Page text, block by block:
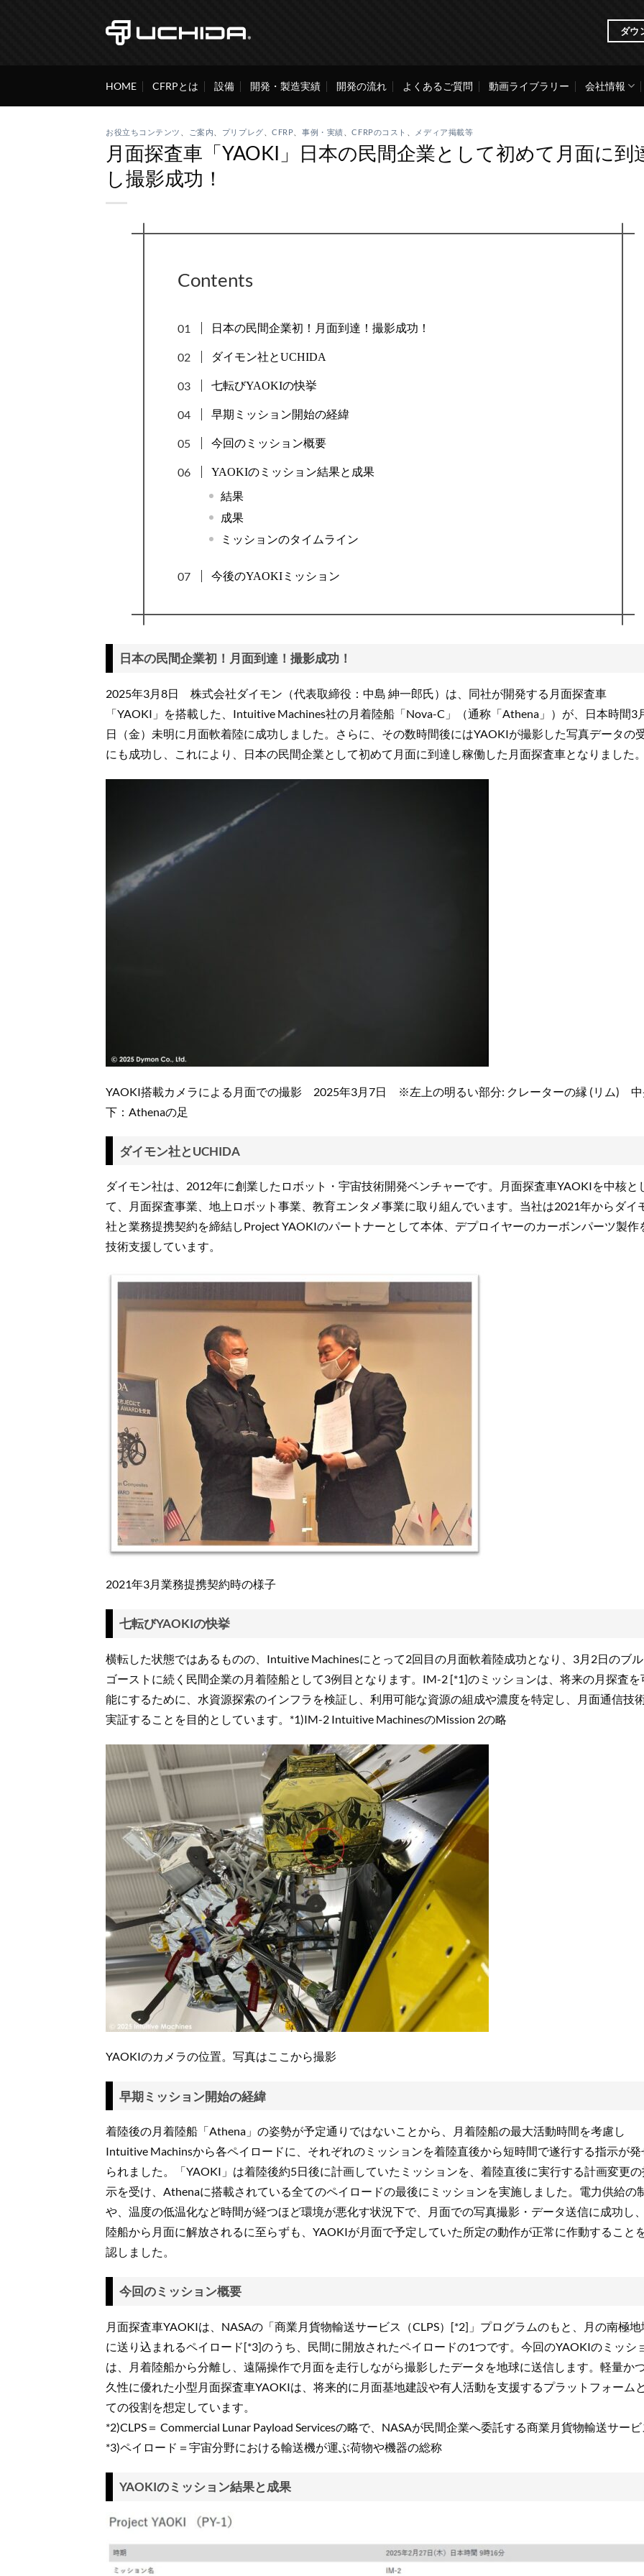
ダウ
HOME CFRPとは 設備 開発・製造実績 開発の流れ よくあるご質問 動画ライブラリー 会社情報
お役立ちコンテンツ ご案内 プリプレグ 、CFRP 、事例・実績 、CFRPのコスト メディア掲載等
月面探査車「YAOKI」日本の民間企業として初めて月面に到
し撮影成功！
Contents
日本の民間企業初！月面到達！撮影成功！
ダイモン社とUCHIDA
七転びYAOKIの快挙
早期ミッション開始の経緯
今回のミッション概要
YAOKIのミッション結果と成果
結果
成果
ミッションのタイムライン
今後のYAOKIミッション
日本の民間企業初！月面到達！撮影成功！
2025年3月8日 株式会社ダイモン（代表取締役：中島 紳一郎氏）は、同社が開発する月面探査車
「YAOKI」を搭載した、Intuitive Machines社の月着陸船「Nova-C」（通称「Athena」）が、日本時間3
日（金）未明に月面軟着陸に成功しました。さらに、その数時間後にはYAOKIが撮影した写真データの
にも成功し、これにより、日本の民間企業として初めて月面に到達し稼働した月面探査車となりました。
YAOKI搭載カメラによる月面での撮影 2025年3月7日 ※左上の明るい部分: クレーターの縁 (リム) 中
下：Athenaの足
ダイモン社とUCHIDA
ダイモン社は、2012年に創業したロボット・宇宙技術開発ベンチャーです。月面探査車YAOKIを中核と
て、月面探査事業、地上ロボット事業、教育エンタメ事業に取り組んでいます。当社は2021年からダイ
社と業務提携契約を締結しProject YAOKIのパートナーとして本体、デプロイヤーのカーボンパーツ製作
技術支援しています。
2021年3月業務提携契約時の様子
七転びYAOKIの快挙
横転した状態ではあるものの、Intuitive Machinesにとって2回目の月面軟着陸成功となり、3月2日のブ
ゴーストに続く民間企業の月着陸船として3例目となります。IM-2 [*1]のミッションは、将来の月探査を
能にするために、水資源探索のインフラを検証し、利用可能な資源の組成や濃度を特定し、月面通信技
実証することを目的としています。*1)IM-2 Intuitive MachinesのMission 2の略
YAOKIのカメラの位置。写真はここから撮影
早期ミッション開始の経緯
着陸後の月着陸船「Athena」の姿勢が予定通りではないことから、月着陸船の最大活動時間を考慮し
Intuitive Machinsから各ペイロードに、それぞれのミッションを着陸直後から短時間で遂行する指示が発
られました。「YAOKI」は着陸後約5日後に計画していたミッションを、着陸直後に実行する計画変更
示を受け、Athenaに搭載されている全てのペイロードの最後にミッションを実施しました。電力供給の
や、温度の低温化など時間が経つほど環境が悪化す状況下で、月面での写真撮影・データ送信に成功し
陸船から月面に解放されるに至らずも、YAOKIが月面で予定していた所定の動作が正常に作動すること
認しました。
今回のミッション概要
月面探査車YAOKIは、NASAの「商業月貨物輸送サービス（CLPS）[*2]」プログラムのもと、月の南極地
に送り込まれるペイロード[*3]のうち、民間に開放されたペイロードの1つです。今回のYAOKIのミッシ
は、月着陸船から分離し、遠隔操作で月面を走行しながら撮影したデータを地球に送信します。軽量か
久性に優れた小型月面探査車YAOKIは、将来的に月面基地建設や有人活動を支援するプラットフォーム
ての役割を想定しています。
*2)CLPS＝ Commercial Lunar Payload Servicesの略で、NASAが民間企業へ委託する商業月貨物輸送サービ
*3)ペイロード＝宇宙分野における輸送機が運ぶ荷物や機器の総称
YAOKIのミッション結果と成果